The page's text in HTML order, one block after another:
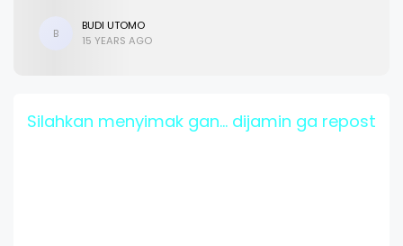
B
BUDI UTOMO
15 YEARS AGO
Silahkan menyimak gan... dijamin ga repost